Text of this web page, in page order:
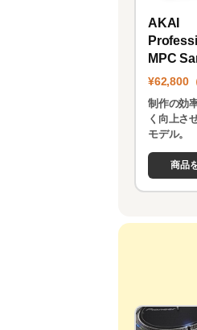
AKAI
MPC
¥62,800
制作の効
く向上さ
モデル。
商品